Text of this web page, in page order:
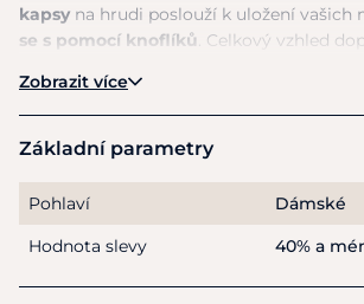
kapsy na hrudi poslouží k uložení vašich
se s pomocí knoflíků. Celkový vzhled
Materiál:100% Bavlna
Pokyny k péči: Lze prát na 30°.
Zobrazit více
Základní parametry
Pohlaví
Dámské
Hodnota slevy
40% a